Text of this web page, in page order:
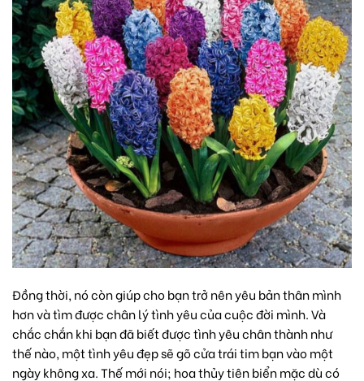
Đồng thời, nó còn giúp cho bạn trở nên yêu bản thân mình
hơn và tìm được chân lý tình yêu của cuộc đời mình. Và
chắc chắn khi bạn đã biết được tình yêu chân thành như
thế nào, một tình yêu đẹp sẽ gõ cửa trái tim bạn vào một
ngày không xa. Thế mới nói; hoa thủy tiên biển mặc dù có